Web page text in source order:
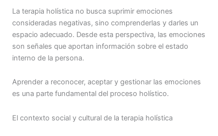
La terapia holística no busca suprimir emociones
consideradas negativas, sino comprenderlas y darles un
espacio adecuado. Desde esta perspectiva, las emociones
son señales que aportan información sobre el estado
interno de la persona.
Aprender a reconocer, aceptar y gestionar las emociones
es una parte fundamental del proceso holístico.
El contexto social y cultural de la terapia holística